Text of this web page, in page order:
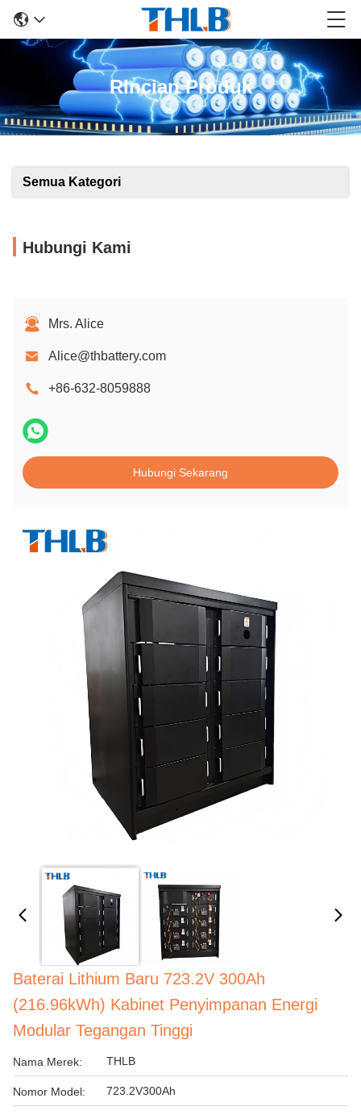
Rincian Produk
Semua Kategori
Hubungi Kami
Mrs. Alice
Alice@thbattery.com
+86-632-8059888
Hubungi Sekarang
Baterai Lithium Baru 723.2V 300Ah
(216.96kWh) Kabinet Penyimpanan Energi
Modular Tegangan Tinggi
Nama Merek: THLB
Nomor Model: 723.2V300Ah